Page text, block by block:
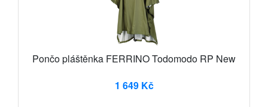
Pončo pláštěnka FERRINO Todomodo RP New
1 649 Kč